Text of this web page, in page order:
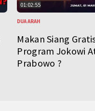
01:02:55
DUA ARAH
Makan Siang
Program Jokowi
Prabowo ?